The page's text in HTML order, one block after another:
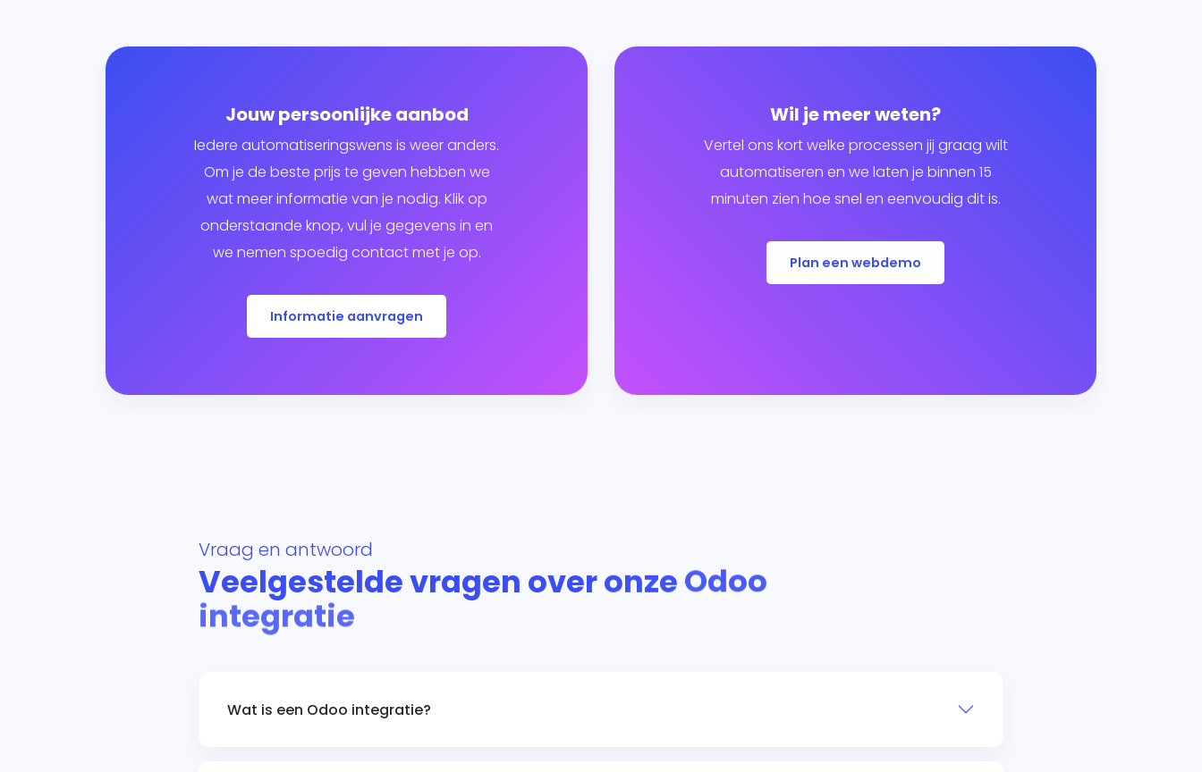
Jouw persoonlijke aanbod
Iedere automatiseringswens is weer anders.
Om je de beste prijs te geven hebben we
wat meer informatie van je nodig. Klik op
onderstaande knop, vul je gegevens in en
we nemen spoedig contact met je op.
Informatie aanvragen
Wil je meer weten?
Vertel ons kort welke processen jij graag wilt
automatiseren en we laten je binnen 15
minuten zien hoe snel en eenvoudig dit is.
Plan een webdemo
Vraag en antwoord
Veelgestelde vragen over onze Odoo
integratie
Wat is een Odoo integratie?